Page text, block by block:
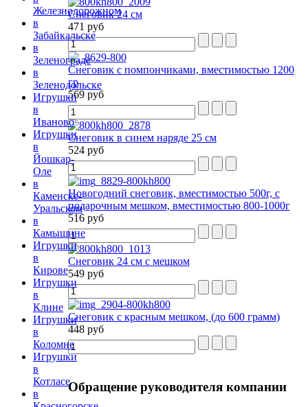
Снеговик 24 см
471 руб
Снеговик с помпончиками, вместимостью 1200
гр
569 руб
Снеговик в синем наряде 25 см
524 руб
Новогодний снеговик, вместимостью 500г, с
подарочным мешком, вместимостью 800-1000г
516 руб
Снеговик 24 см с мешком
549 руб
Снеговик с красным мешком, (до 600 грамм)
448 руб
Обращениеруководителя компании
Железнодорожном
в
Забайкальске
в
Зеленограде
в
Зеленодольске
Игрушки
в
Иваново
Игрушки
в
Йошкар-
Оле
в
Каменске-
Уральском
в
Камышине
Игрушки
в
Кирове
Игрушки
в
Клине
Игрушки
в
Коломне
Игрушки
в
Котласе
в